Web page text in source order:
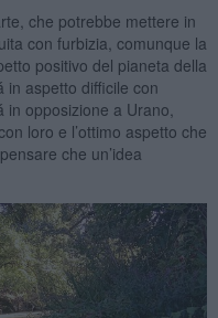
che potrebbe mettere in
con furbizia, comunque la
positivo del pianeta della
in aspetto difficile con
opposizione a Urano,
loro e l’ottimo aspetto che
che un’idea